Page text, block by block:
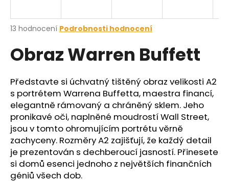
Průměrné
produktu
je
z
5
hvězdiček.
13 hodnocení Podrobnosti hodnocení
Obraz Warren Buffett
Představte si úchvatný tištěný obraz velikosti A2
s portrétem Warrena Buffetta, maestra financí,
elegantně rámovaný a chráněný sklem. Jeho
pronikavé oči, naplněné moudrostí Wall Street,
jsou v tomto ohromujícím portrétu věrně
zachyceny. Rozměry A2 zajišťují, že každý detail
je prezentován s dechberoucí jasností. Přinesete
si domů esenci jednoho z největších finančních
géniů všech dob.
j
t
?
HLEDAT
D
o